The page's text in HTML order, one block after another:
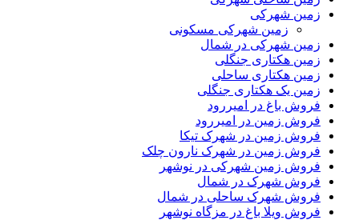
زمین شهرکی
زمین شهرکی مسکونی
زمین شهرکی در شمال
زمین هکتاری جنگلی
زمین هکتاری ساحلی
زمین یک هکتاری جنگلی
فروش باغ در امیررود
فروش زمین در امیررود
فروش زمین در شهرک تیکا
فروش زمین در شهرک نارون چلک
فروش زمین شهرکی در نوشهر
فروش شهرک در شمال
فروش شهرک ساحلی در شمال
فروش ویلا باغ در مزگاه نوشهر